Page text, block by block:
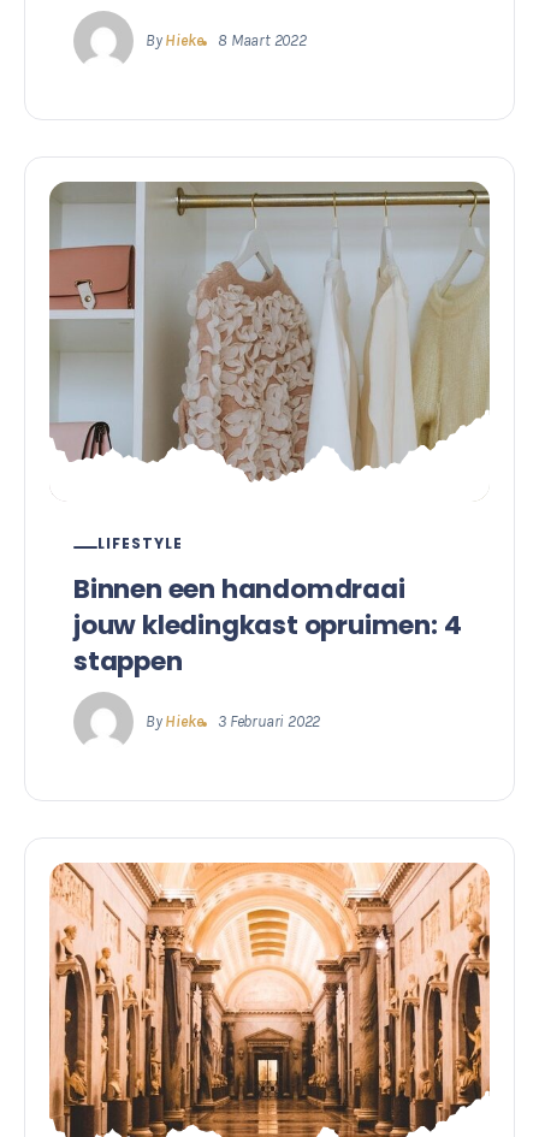
By Hieke 8 Maart 2022
LIFESTYLE
Binnen een handomdraai
jouw kledingkast opruimen: 4
stappen
By Hieke 3 Februari 2022